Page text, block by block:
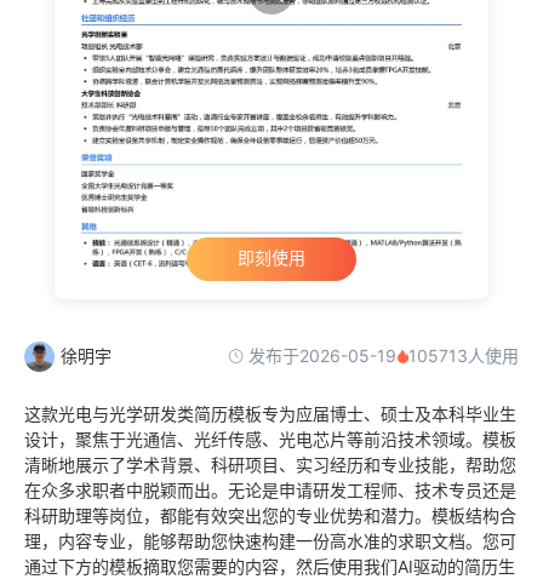
即刻使用
徐明宇 发布于2026-05-19 105713人使用
这款光电与光学研发类简历模板专为应届博士、硕士及本科毕业生
设计，聚焦于光通信、光纤传感、光电芯片等前沿技术领域。模板
清晰地展示了学术背景、科研项目、实习经历和专业技能，帮助您
在众多求职者中脱颖而出。无论是申请研发工程师、技术专员还是
科研助理等岗位，都能有效突出您的专业优势和潜力。模板结构合
理，内容专业，能够帮助您快速构建一份高水准的求职文档。您可
通过下方的模板摘取您需要的内容，然后使用我们AI驱动的简历生